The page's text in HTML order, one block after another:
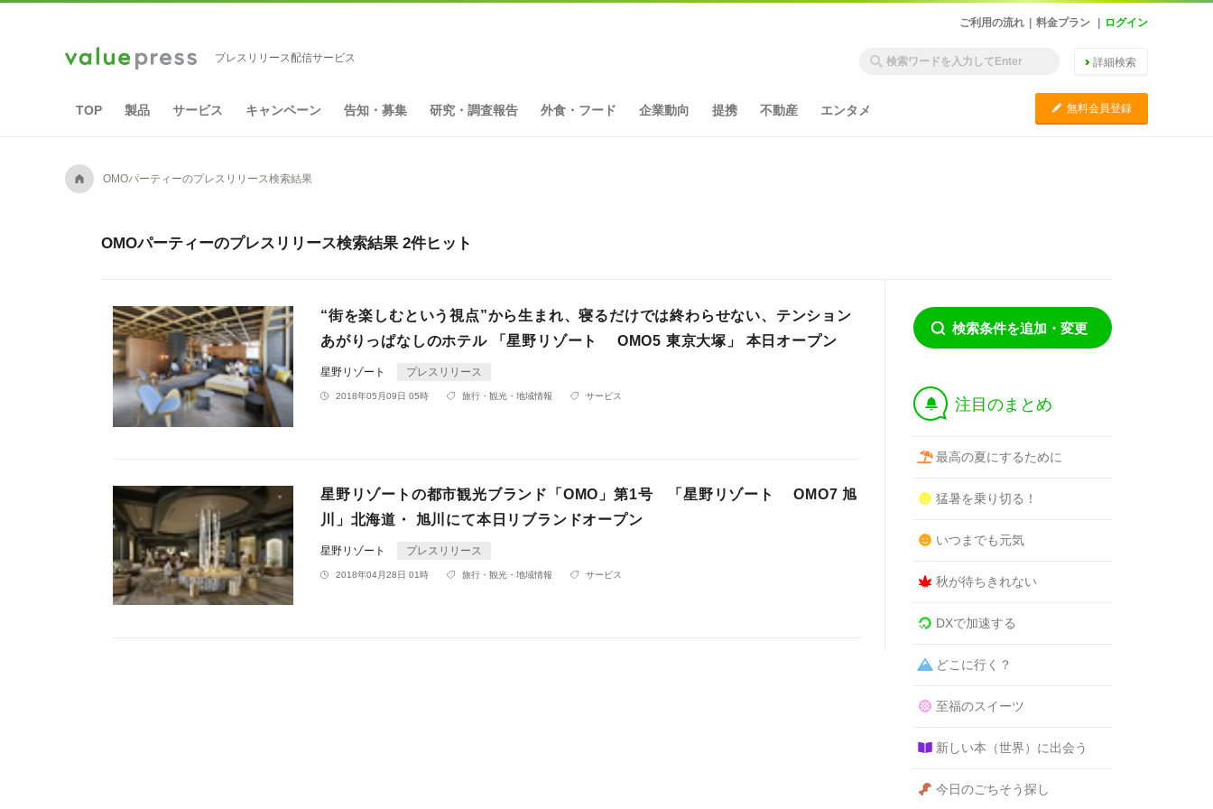
ご利用の流れ 料金プラン ログイン
プレスリリース配信サービス 詳細検索
TOP 製品 サービス キャンペーン 告知・募集 研究・調査報告 外食・フード 企業動向 提携 不動産 エンタメ C 無料会員登録
A OMOパーティーのプレスリリース検索結果
OMOパーティーのプレスリリース検索結果 2件ヒット
“街を楽しむという視点”から生まれ、寝るだけでは終わらせない、テンション
あがりっぱなしのホテル 「星野リゾート OMO5 東京大塚」 本日オープン
星野リゾート プレスリリース
2018年05月09日 05時 旅行・観光・地域情報 サービス
星野リゾートの都市観光ブランド「OMO」第1号 「星野リゾート OMO7 旭
川」北海道・ 旭川にて本日リブランドオープン
星野リゾート プレスリリース
2018年04月28日 01時 旅行・観光・地域情報 サービス
検索条件を追加・変更
† 注目のまとめ
最高の夏にするために
猛暑を乗り切る！
いつまでも元気
秋が待ちきれない
DXで加速する
どこに行く？
至福のスイーツ
新しい本（世界）に出会う
今日のごちそう探し